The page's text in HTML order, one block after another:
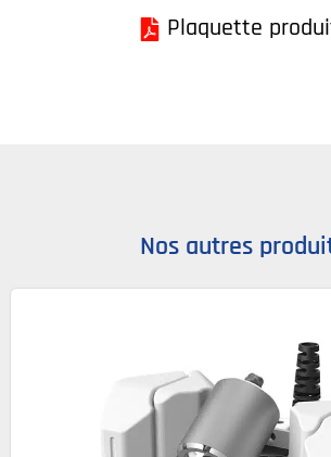
Plaquette
Nos autres